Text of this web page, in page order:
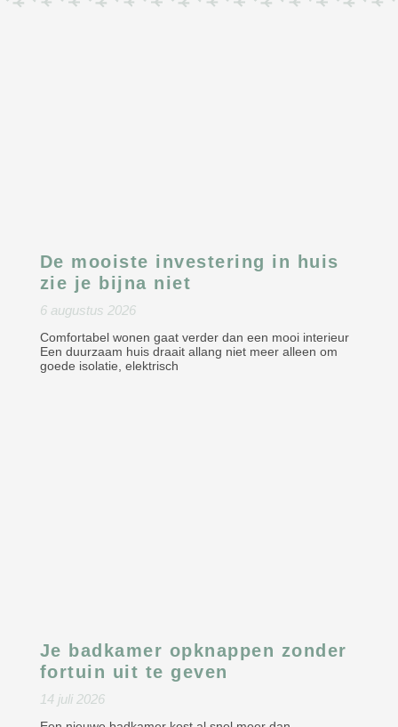
De mooiste investering in huis
zie je bijna niet
6 augustus 2026
Comfortabel wonen gaat verder dan een mooi interieur
Een duurzaam huis draait allang niet meer alleen om
goede isolatie, elektrisch
Je badkamer opknappen zonder
fortuin uit te geven
14 juli 2026